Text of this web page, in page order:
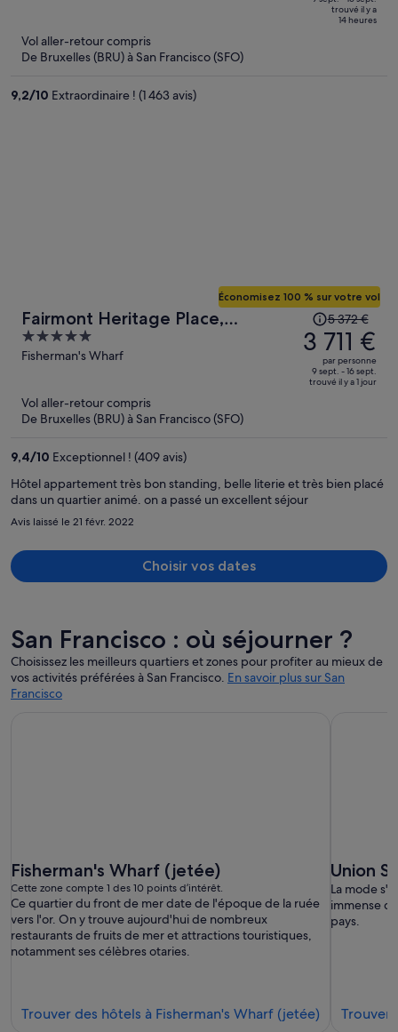
3 371 €.trouvé il y a
14 heures
Vol aller-retour compris
De Bruxelles (BRU) à San Francisco (SFO)
9,2/10 Extraordinaire ! (1 463 avis)
Fairmont Heritage Place,
Ghirardelli Square
5
out
Fisherman's Wharf
Économisez 100 % sur votre vol
Le
prix
était
de
5 372 €.
de
3 711 €
5 372 €
3 711 €
par personne
9 sept. - 16 sept.
trouvé il y a 1 jour
Vol aller-retour compris
De Bruxelles (BRU) à San Francisco (SFO)
9,4/10 Exceptionnel ! (409 avis)
Hôtel appartement très bon standing, belle literie et très bien placé
dans un quartier animé. on a passé un excellent séjour
Avis laissé le 21 févr. 2022
Choisir vos dates
San Francisco : où séjourner ?
Choisissez les meilleurs quartiers et zones pour profiter au mieux de
vos activités préférées à San Francisco. En savoir plus sur San
Francisco
Fisherman's Wharf (jetée)
Cette zone compte 1 des 10 points d’intérêt.
Ce quartier du front de mer date de l'époque de la ruée
vers l'or. On y trouve aujourd'hui de nombreux
restaurants de fruits de mer et attractions touristiques,
notamment ses célèbres otaries.
Trouver des hôtels à Fisherman's Wharf (jetée) Trouver
Union
La mode
immense
pays.
Trouver